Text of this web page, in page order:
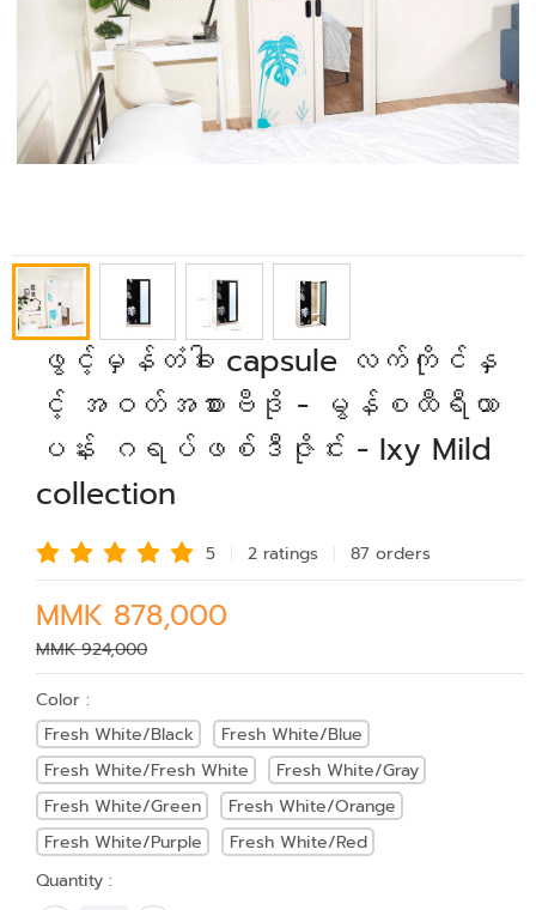
ဖွင့်မှန်တံခါး capsule လက်ကိုင်နှ
င့် အဝတ်အစားဗီဒို - မွန်စထီရီယာ
ပန်း ဂရပ်ဖစ်ဒီဇိုင်း - Ixy Mild
collection
5 2 ratings 87 orders
MMK 878,000
MMK 924,000
Color :
Fresh White/Black
Fresh White/Blue
Fresh White/Fresh White
Fresh White/Gray
Fresh White/Green
Fresh White/Orange
Fresh White/Purple
Fresh White/Red
Quantity :